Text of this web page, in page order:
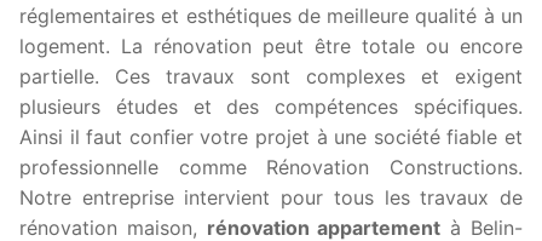
réglementaires et esthétiques de meilleure qualité à un
logement. La rénovation peut être totale ou encore
partielle. Ces travaux sont complexes et exigent
plusieurs études et des compétences spécifiques.
Ainsi il faut confier votre projet à une société fiable et
professionnelle comme Rénovation Constructions.
Notre entreprise intervient pour tous les travaux de
rénovation maison, rénovation appartement à Belin-